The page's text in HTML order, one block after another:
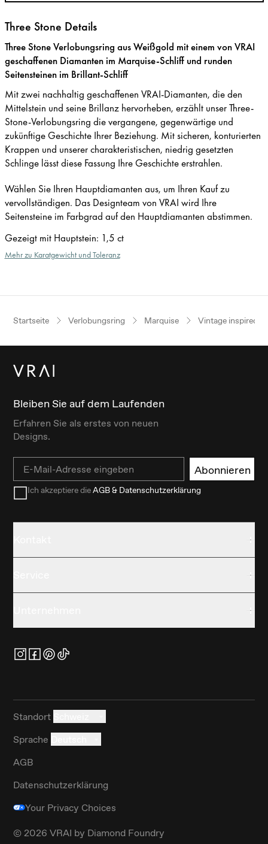
Three Stone Details
Three Stone Verlobungsring aus Weißgold mit einem von VRAI
geschaffenen Diamanten im Marquise-Schliff und runden
Seitensteinen im Brillant-Schliff
Mit zwei nachhaltig geschaffenen VRAI-Diamanten, die den
Mittelstein und seine Brillanz hervorheben, erzählt unser Three-
Stone-Verlobungsring die vergangene, gegenwärtige und
zukünftige Geschichte Ihrer Beziehung. Mit sicheren, konturierten
Krappen und unserer charakteristischen, niedrig gesetzten
Schlinge lässt diese Fassung Ihre Geschichte erstrahlen.
Wählen Sie Ihren Hauptdiamanten aus, um Ihren Kauf zu
vervollständigen. Das Designteam von VRAI wird Ihre
Seitensteine im Farbgrad auf den Hauptdiamanten abstimmen.
Gezeigt mit Hauptstein: 1,5 ct
Mehr zu Karatgewicht und Toleranz
Startseite Verlobungsring Marquise Vintage inspired
Bleiben Sie auf dem Laufenden
Erfahren Sie als erstes von neuen
Designs.
Email Abonnieren
Ich akzeptiere dieAGB & Datenschutzerklärung
Standort
Sprache
AGB
Datenschutzerklärung
Your Privacy Choices
© 2026 VRAI by Diamond Foundry